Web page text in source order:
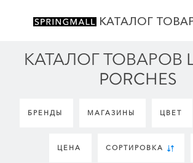
КАТАЛОГ
КАТАЛОГ ТОВАРОВ
PORCHES
БРЕНДЫ МАГАЗИНЫ ЦВЕТ
ЦЕНА СОРТИРОВКА